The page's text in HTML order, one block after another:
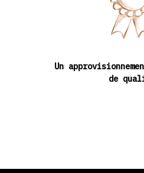
Un
de